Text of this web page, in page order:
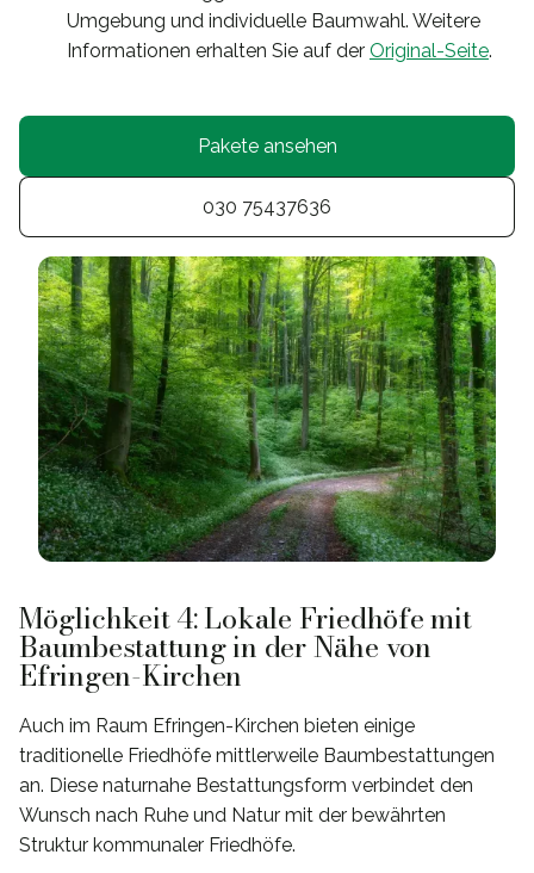
Umgebung und individuelle Baumwahl. Weitere
Informationen erhalten Sie auf der Original-Seite.
Pakete ansehen
030 75437636
Möglichkeit 4: Lokale Friedhöfe mit
Baumbestattung in der Nähe von
Efringen-Kirchen
Auch im Raum Efringen-Kirchen bieten einige
traditionelle Friedhöfe mittlerweile Baumbestattungen
an. Diese naturnahe Bestattungsform verbindet den
Wunsch nach Ruhe und Natur mit der bewährten
Struktur kommunaler Friedhöfe.